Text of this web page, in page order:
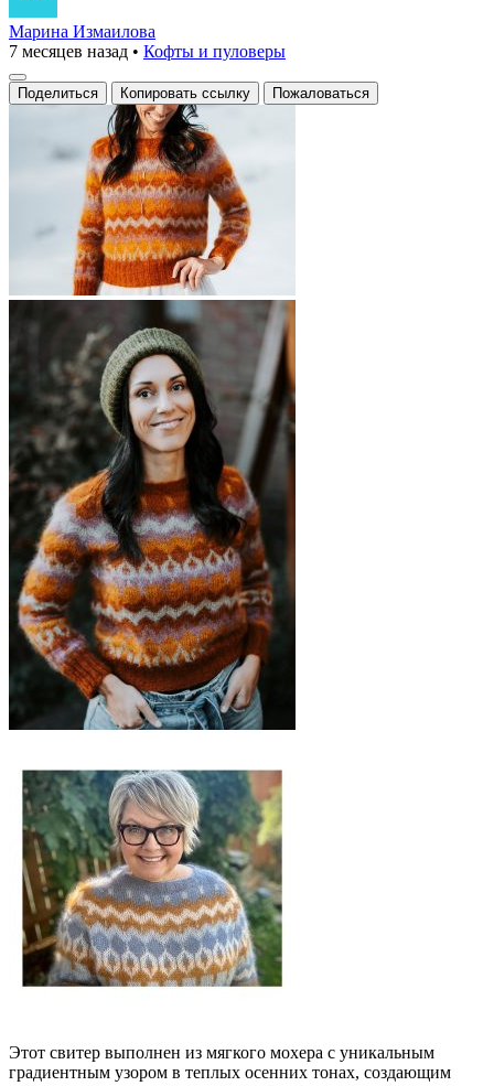
Марина Измаилова
7 месяцев назад • Кофты и пуловеры
Поделиться Копировать ссылку Пожаловаться
Этот свитер выполнен из мягкого мохера с уникальным
градиентным узором в теплых осенних тонах, создающим